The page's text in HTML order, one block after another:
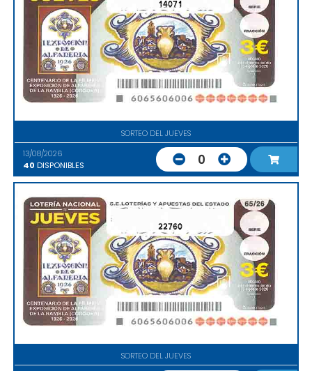
14071
SORTEO DEL JUEVES
13/08/2026
40 DISPONIBLES 0
22760
SORTEO DEL JUEVES